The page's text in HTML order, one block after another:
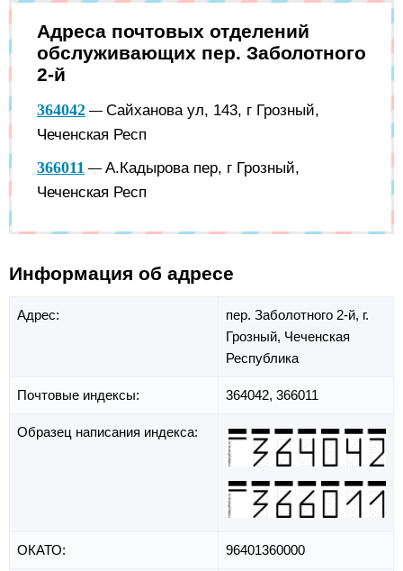
Адреса почтовых отделений
обслуживающих пер. Заболотного
2-й
364042 — Сайханова ул, 143, г Грозный,
Чеченская Респ
366011 — А.Кадырова пер, г Грозный,
Чеченская Респ
Информация об адресе
Адрес: пер. Заболотного 2-й, г.
Грозный, Чеченская
Республика
Почтовые индексы: 364042, 366011
Образец написания индекса:
ОКАТО: 96401360000